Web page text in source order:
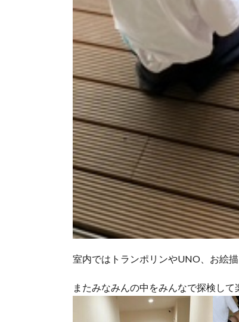
室内ではトランポリンやUNO、お絵
またみなみんの中をみんなで探検し